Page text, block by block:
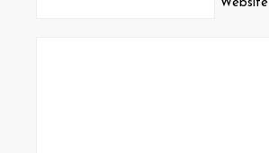
Website